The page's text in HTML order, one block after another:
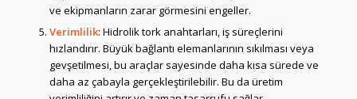
ve ekipmanların zarar görmesini engeller.
Verimlilik: Hidrolik tork anahtarları, iş süreçlerini
hızlandırır. Büyük bağlantı elemanlarının sıkılması veya
gevşetilmesi, bu araçlar sayesinde daha kısa sürede ve
daha az çabayla gerçekleştirilebilir. Bu da üretim